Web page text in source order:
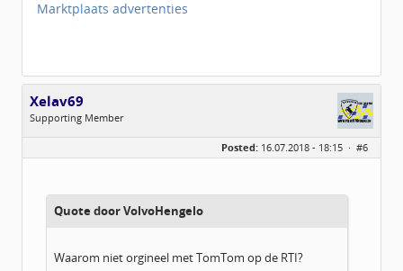
Marktplaats advertenties
Xelav69
Supporting Member
Leeftijd:
57
Posted: 16.07.2018 - 18:15 · #6
Quote door VolvoHengelo
Waarom niet orgineel met TomTom op de RTI?